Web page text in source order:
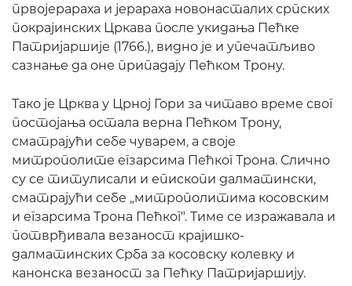
првојерараха и јерараха новонасталих српских
покрајинских Цркава после укидања Пећке
Патријаршије (1766.), видно је и упечатљиво
сазнање да оне припадају Пећком Трону.
Тако је Црква у Црној Гори за читаво време свог
постојања остала верна Пећком Трону,
сматрајући себе чуварем, а своје
митрополите егзарсима Пећког Трона. Слично
су се титулисали и епископи далматински,
сматрајући себе „митрополитима косовским
и егзарсима Трона Пећког". Тиме се изражавала и
потврђивала везаност крајишко-
далматинских Срба за косовску колевку и
канонска везаност за Пећку Патријаршију.